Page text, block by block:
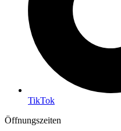
TikTok
Öffnungszeiten